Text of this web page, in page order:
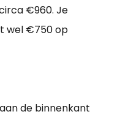
€960. Je
wel €750 op
de binnenkant